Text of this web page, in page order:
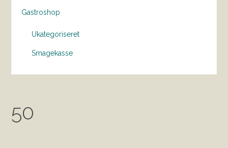
Gastroshop
Ukategoriseret
Smagekasse
50